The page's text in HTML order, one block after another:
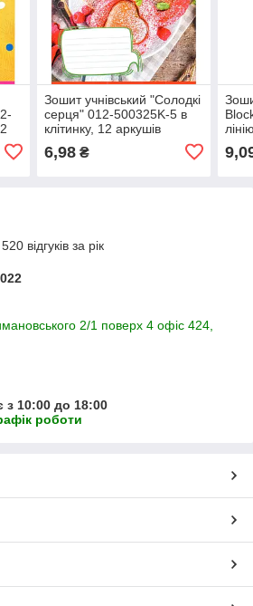
Зошит учнівський "Солодкі
серця" 012-500325K-5 в
клітинку, 12 аркушів
6,98₴
відгуків за рік
2/1 поверх 4 офіс 424,
з 10:00 до 18:00
роботи